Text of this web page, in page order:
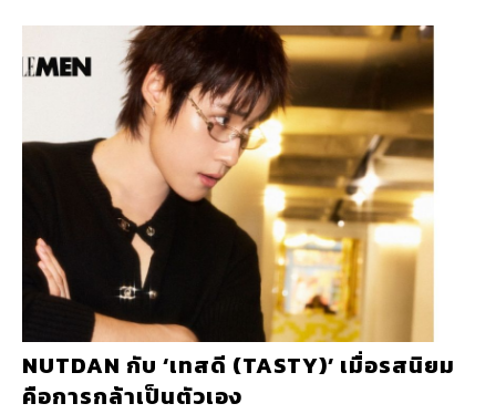
NUTDAN กับ ‘เทสดี (TASTY)’ เมื่อรสนิยม
คือการกล้าเป็นตัวเอง